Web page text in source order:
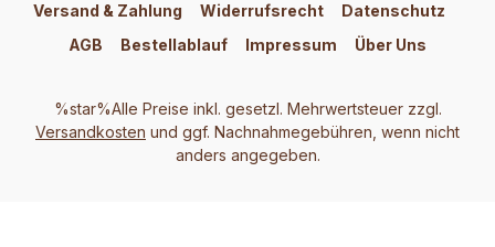
Versand & Zahlung
Widerrufsrecht
Datenschutz
AGB
Bestellablauf Impressum Über Uns
%star%Alle Preise inkl. gesetzl. Mehrwertsteuer zzgl.
Versandkosten und ggf. Nachnahmegebühren, wenn nicht
anders angegeben.